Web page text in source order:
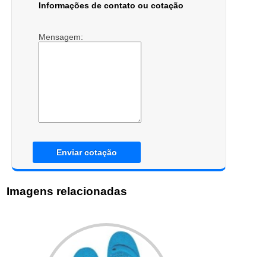
Informações de contato ou cotação
Mensagem:
Enviar cotação
Imagens relacionadas